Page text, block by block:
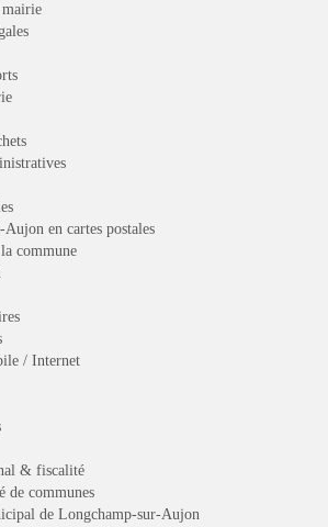
en cartes postales
commune
/ Internet
& fiscalité
de communes
de Longchamp-sur-Aujon